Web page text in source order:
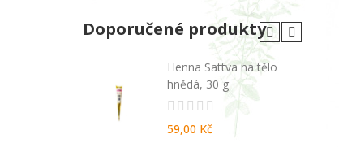
Doporučené produkty
Henna Sattva na tělo
hnědá, 30 g
59,00 Kč